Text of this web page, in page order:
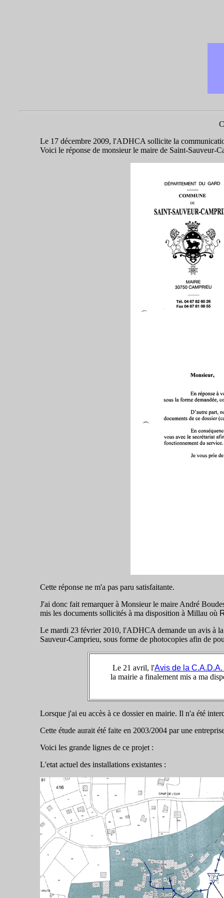
Le 17 décembre 2009, l'ADHCA sollicite la
Voici le réponse de monsieur le maire de Saint-Sauveur-
Cette réponse ne m'a pas paru satisfaitante.
J'ai donc fait remarquer à Monsieur le maire André
mis les documents sollicités à ma disposition à Millau où
Le mardi 23 février 2010, l'ADHCA demande un avis à
Sauveur-Camprieu, sous forme de photocopies afin de
Le 21 avril, l'Avis de la
la mairie a finalement mis a ma
Lorsque j'ai eu accès à ce dossier en mairie. Il n'a été
Cette étude aurait été faite en 2003/2004 par une
Voici les grande lignes de ce projet :
L'etat actuel des installations existantes :